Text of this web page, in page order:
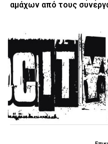
αμάχων από τους